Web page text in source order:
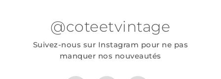
@coteetvintage
Suivez-nous sur Instagram pour ne pas
manquer nos nouveautés